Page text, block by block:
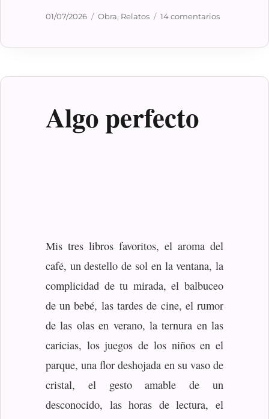
Publicado
01/07/2026 Categorías
Obra, Relatos 14 comentariosen
Algo perfecto
Mis tres libros favoritos, el aroma del
café, un destello de sol en la ventana, la
complicidad de tu mirada, el balbuceo
de un bebé, las tardes de cine, el rumor
de las olas en verano, la ternura en las
caricias, los juegos de los niños en el
parque, una flor deshojada en su vaso de
cristal, el gesto amable de un
desconocido, las horas de lectura, el